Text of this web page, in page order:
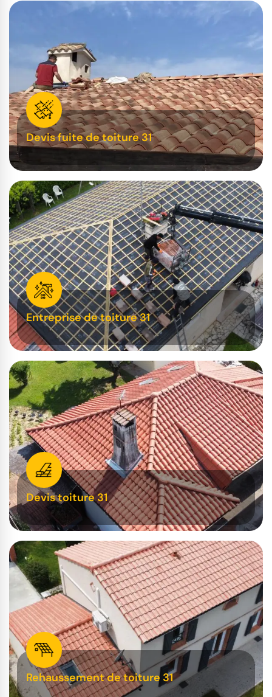
Devis fuite de toiture 31
Entreprise de toiture 31
Devis toiture 31
Rehaussement de toiture 31